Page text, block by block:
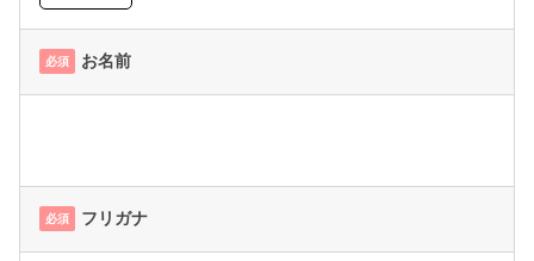
必須 お名前
必須 フリガナ